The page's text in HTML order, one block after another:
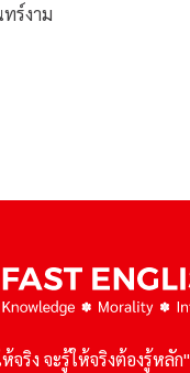
ร์งาม
จริง จะรู้ให้จริงต้องรู้หลัก"